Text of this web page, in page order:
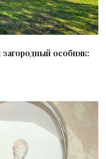
особняк: